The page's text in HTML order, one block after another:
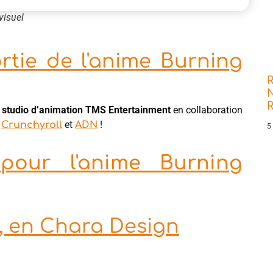
de l'anime Burning
studio d’animation TMS Entertainment en collaboration
Crunchyroll et ADN !
l'anime Burning
en Chara Design
5